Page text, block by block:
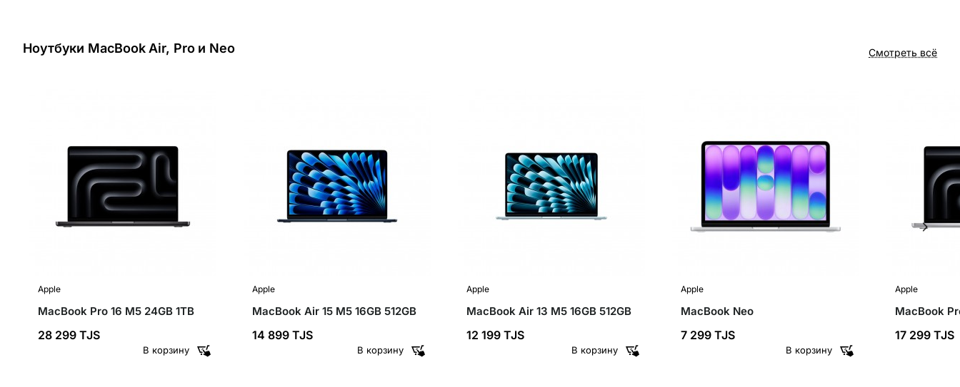
Ноутбуки MacBook Air, Pro и Neo Смотреть всё
Apple
MacBook Pro 16 M5 24GB 1TB
28 299 TJS
В корзину
Apple
MacBook Air 15 M5 16GB 512GB
14 899 TJS
В корзину
Apple
MacBook Air 13 M5 16GB 512GB
12 199 TJS
В корзину
Apple
MacBook Neo
7 299 TJS
В корзину
Apple
MacBook
17 299 TJS